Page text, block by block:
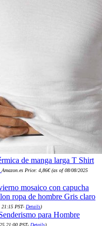
de manga larga T Shirt
Amazon.es Price: 4,86€(as of 08/08/2025
mosaico con capucha
ropa de hombre Gris claro
PST- Details)
para Hombre
21:00 PST- Details)